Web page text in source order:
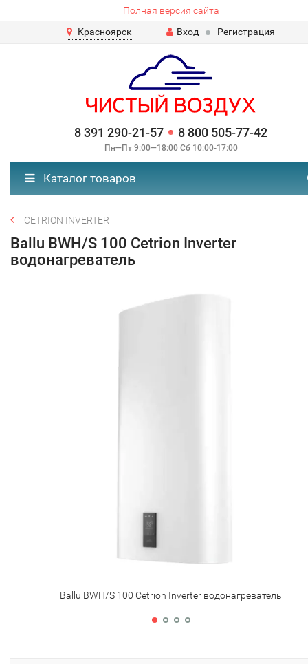
Полная версия сайта
Красноярск
Вход Регистрация
8 391 290-21-57 8 800 505-77-42
Пн—Пт 9:00—18:00 Сб 10:00-17:00
Каталог товаров
CETRION INVERTER
Ballu BWH/S 100 Cetrion Inverter
водонагреватель
Ballu BWH/S 100 Cetrion Inverter водонагреватель